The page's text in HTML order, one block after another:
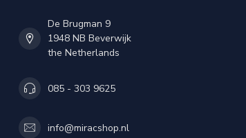
De Brugman 9
1948 NB Beverwijk
the Netherlands
085 - 303 9625
info@miracshop.nl